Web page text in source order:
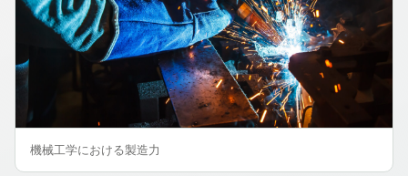
機械工学における製造力